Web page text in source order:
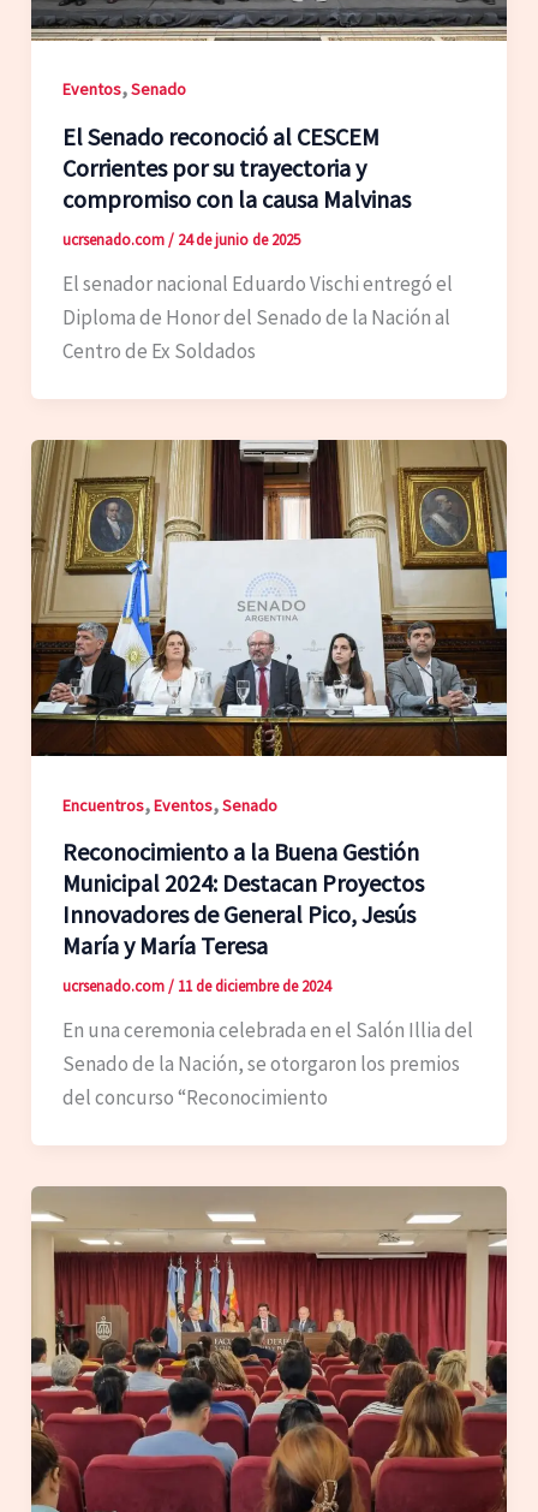
Eventos,Senado
El Senado reconoció al CESCEM
Corrientes por su trayectoria y
compromiso con la causa Malvinas
ucrsenado.com/ 24 de junio de 2025
El senador nacional Eduardo Vischi entregó el
Diploma de Honor del Senado de la Nación al
Centro de Ex Soldados
Encuentros,Eventos,Senado
Reconocimiento a la Buena Gestión
Municipal 2024: Destacan Proyectos
Innovadores de General Pico, Jesús
María y María Teresa
ucrsenado.com/ 11 de diciembre de 2024
En una ceremonia celebrada en el Salón Illia del
Senado de la Nación, se otorgaron los premios
del concurso “Reconocimiento